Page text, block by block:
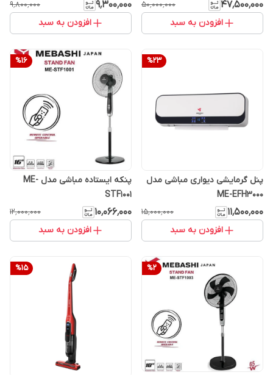
۴۷٬۵۰۰٬۰۰۰ ۵۰٬۰۰۰٬۰۰۰
افزودن به سبد
۹٬۳۰۰٬۰۰۰ ۹٬۸۰۰٬۰۰۰
افزودن به سبد
%23
پنل گرمایشی دیواری مباشی مدل
ME-EFH3000
۱۱٬۵۰۰٬۰۰۰ ۱۵٬۰۰۰٬۰۰۰
افزودن به سبد
%16
پنکه ایستاده مباشی مدل ME-
STF1001
۱۰٬۰۶۶٬۰۰۰ ۱۲٬۰۰۰٬۰۰۰
افزودن به سبد
%2
%15